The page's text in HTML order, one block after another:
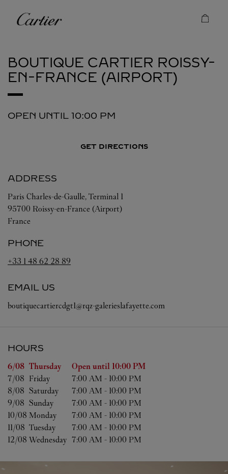
Cartier
BOUTIQUE CARTIER ROISSY-
EN-FRANCE (AIRPORT)
OPEN UNTIL 10:00 PM
GET DIRECTIONS
ADDRESS
Paris Charles-de-Gaulle, Terminal 1
95700 Roissy-en-France (Airport)
France
PHONE
+33 1 48 62 28 89
EMAIL US
boutiquecartiercdgt1@rqz-galerieslafayette.com
HOURS
Day of the Week Hours
6/08 Thursday Open until 10:00 PM
7/08 Friday 7:00 AM - 10:00 PM
8/08 Saturday 7:00 AM - 10:00 PM
9/08 Sunday 7:00 AM - 10:00 PM
10/08 Monday 7:00 AM - 10:00 PM
11/08 Tuesday 7:00 AM - 10:00 PM
12/08 Wednesday 7:00 AM - 10:00 PM